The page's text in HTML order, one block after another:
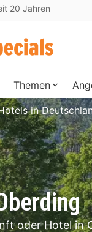
20 Jahren
Themen
oder Hotel in
in